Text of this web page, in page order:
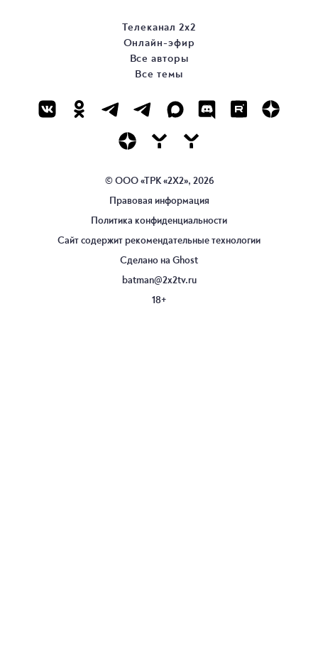
Телеканал 2х2
Онлайн-эфир
Все авторы
Все темы
© ООО «ТРК «2Х2», 2026
Правовая информация
Политика конфиденциальности
Сайт содержит рекомендательные технологии
Сделано на Ghost
batman@2x2tv.ru
18+